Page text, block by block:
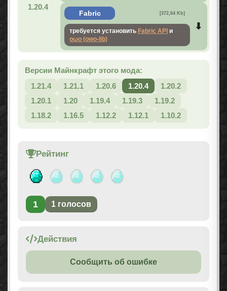
1.20.4
Fabric [372,64 Kb]
требуется установить Fabric API и
oωo (owo-lib)
Версии Майнкрафт этого мода:
1.21.4
1.21.1 1.20.6 1.20.4
1.20.2
1.20.1
1.20 1.19.4 1.19.3
1.19.2
1.18.2
1.16.5 1.12.2 1.12.1 1.10.2
Рейтинг
1 1 голосов
Действия
Сообщить об ошибке